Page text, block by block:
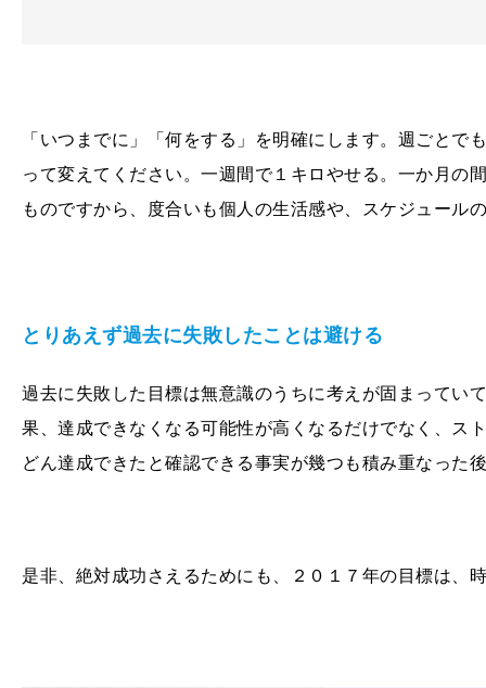
「いつまでに」「何をする」を明確にします。週ごと
って変えてください。一週間で１キロやせる。一か月の
ものですから、度合いも個人の生活感や、スケジュール
とりあえず過去に失敗したことは避ける
過去に失敗した目標は無意識のうちに考えが固まってい
果、達成できなくなる可能性が高くなるだけでなく、ス
どん達成できたと確認できる事実が幾つも積み重なった
是非、絶対成功さえるためにも、２０１７年の目標は、